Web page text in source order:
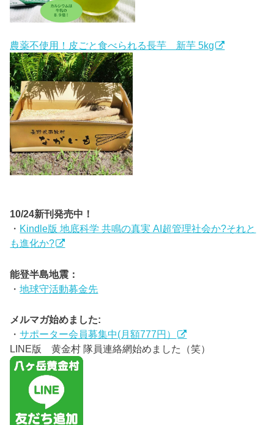
農薬不使用！皮ごと食べられる長芋 新芋 5kg
10/24新刊発売中！
・ Kindle版 地底科学 共鳴の真実 AI超管理社会か?それと
も進化か?
能登半島地震：
・地球守活動募金先
メルマガ始めました:
・サポーター会員募集中(月額777円）
LINE版 黄金村 隊員連絡網始めました（笑）